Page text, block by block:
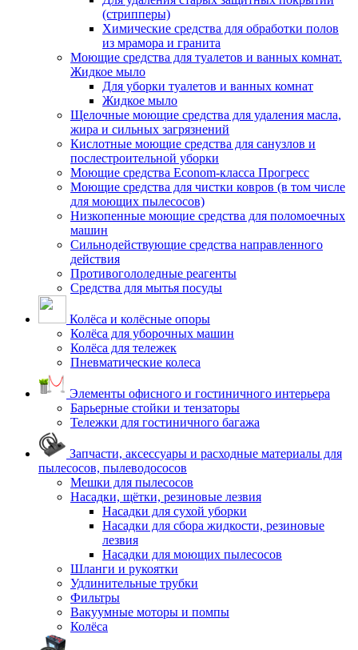
(стрипперы)
Химические средства для обработки полов
из мрамора и гранита
Моющие средства для туалетов и ванных комнат.
Жидкое мыло
Для уборки туалетов и ванных комнат
Жидкое мыло
Щелочные моющие средства для удаления масла,
жира и сильных загрязнений
Кислотные моющие средства для санузлов и
послестроительной уборки
Моющие средства Econom-класса Прогресс
Моющие средства для чистки ковров (в том числе
для моющих пылесосов)
Низкопенные моющие средства для поломоечных
машин
Сильнодействующие средства направленного
действия
Противогололедные реагенты
Средства для мытья посуды
Колёса и колёсные опоры
Колёса для уборочных машин
Колёса для тележек
Пневматические колеса
Элементы офисного и гостиничного интерьера
Барьерные стойки и тензаторы
Тележки для гостиничного багажа
Запчасти, аксессуары и расходные материалы для
пылесосов, пылеводососов
Мешки для пылесосов
Насадки, щётки, резиновые лезвия
Насадки для сухой уборки
Насадки для сбора жидкости, резиновые
лезвия
Насадки для моющих пылесосов
Шланги и рукоятки
Удлинительные трубки
Фильтры
Вакуумные моторы и помпы
Колёса